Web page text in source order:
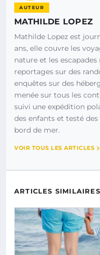
AUTEUR
MATHILDE LOPEZ
Mathilde Lopez est
ans, elle couvre les
nature et les
reportages sur des
enquêtes sur des
menée sur tous les
suivi une expédition
des enfants et testé
bord de mer.
VOIR TOUS LES ARTICLES
ARTICLES SIMILAIRES